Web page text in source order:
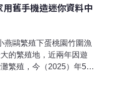
舊手機造迷你資料中
燕鷗繁殖下蛋桃園竹圍漁
的繁殖地，近兩年因遊
繁殖，今（2025）年5月